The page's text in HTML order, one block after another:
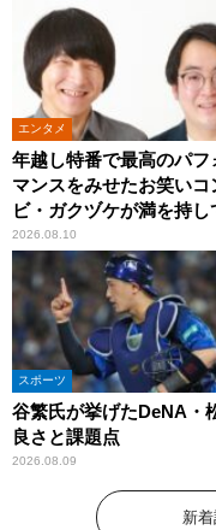
エンタメ
年越し特番で最高のパフ
マンスをみせたお笑いコ
ビ・ガクヅケが満を持し
『オールナイトニッポン
0(ZERO)』に登場！
2026.08.10
スポーツ
谷繁氏が挙げたDeNA・
良さと課題点
2026.08.09
新